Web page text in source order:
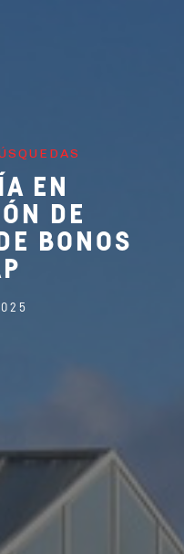
EN
DE
BONOS